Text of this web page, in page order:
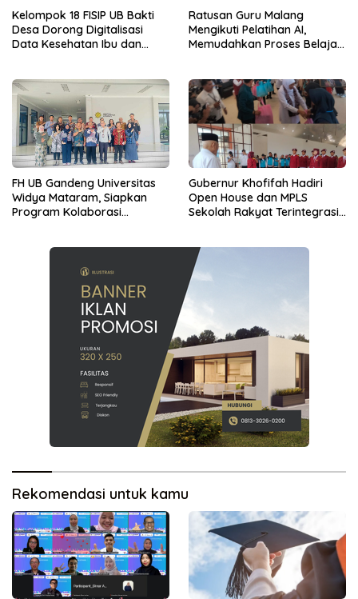
Kelompok 18 FISIP UB Bakti
Desa Dorong Digitalisasi
Data Kesehatan Ibu dan
Ratusan Guru Malang
Mengikuti Pelatihan AI,
Memudahkan Proses Belajar
FH UB Gandeng Universitas
Widya Mataram, Siapkan
Program Kolaborasi
Gubernur Khofifah Hadiri
Open House dan MPLS
Sekolah Rakyat Terintegrasi 1
Rekomendasi untuk kamu